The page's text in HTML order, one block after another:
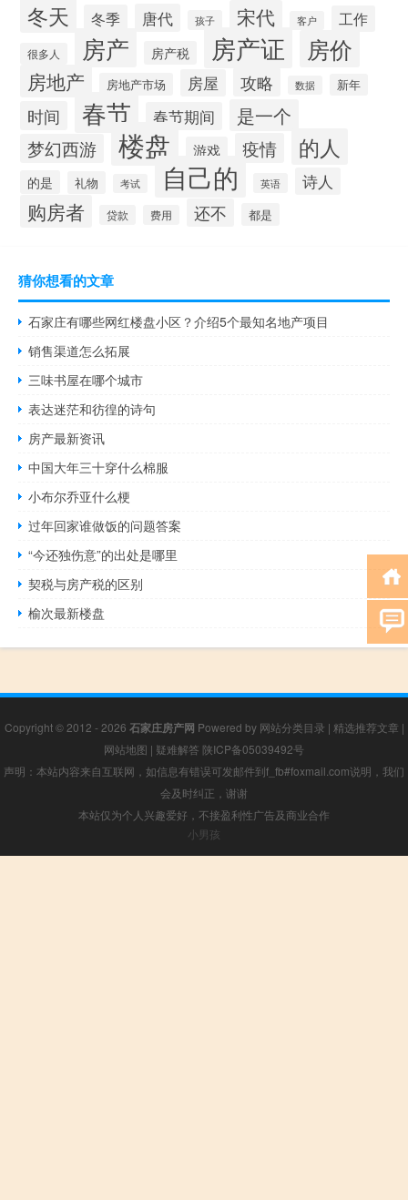
冬天 冬季 唐代 孩子 宋代 客户 工作
很多人 房产 房产税 房产证 房价
房地产 房地产市场 房屋 攻略 数据 新年
时间 春节 春节期间 是一个
梦幻西游 楼盘 游戏 疫情 的人
的是 礼物 考试 自己的 英语 诗人
购房者 贷款 费用 还不 都是
猜你想看的文章
石家庄有哪些网红楼盘小区？介绍5个最知名地产项目
销售渠道怎么拓展
三味书屋在哪个城市
表达迷茫和彷徨的诗句
房产最新资讯
中国大年三十穿什么棉服
小布尔乔亚什么梗
过年回家谁做饭的问题答案
“今还独伤意”的出处是哪里
契税与房产税的区别
榆次最新楼盘
Copyright © 2012 - 2026 石家庄房产网 Powered by 网站分类目录 | 精选推荐文章 |
网站地图 | 疑难解答 陕ICP备05039492号
声明：本站内容来自互联网，如信息有错误可发邮件到f_fb#foxmail.com说明，我们
会及时纠正，谢谢
本站仅为个人兴趣爱好，不接盈利性广告及商业合作
小男孩